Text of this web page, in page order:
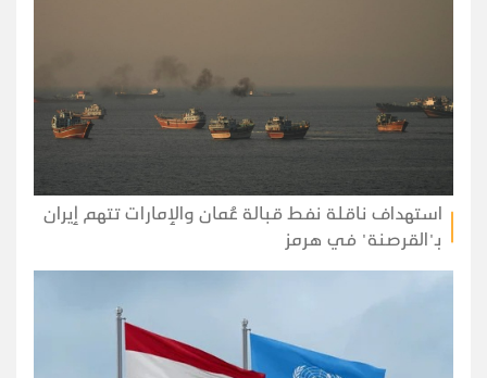
استهداف ناقلة نفط قبالة عُمان والإمارات تتهم إيران
بـ"القرصنة" في هرمز